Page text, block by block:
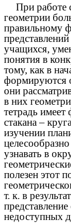
При работе
геометрии
правильному
учащихся,
понятия в
тому, как в
формируются
они
в них
тетрадь
стакана –
изучении
узнавать в
полезен этот
т. к. в
недоступных